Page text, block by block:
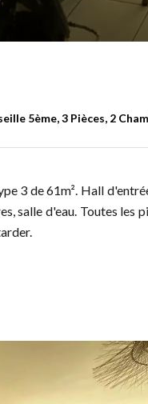
5ème, 3 Pièces, 2
3 de 61m². Hall
salle d'eau. Toutes les